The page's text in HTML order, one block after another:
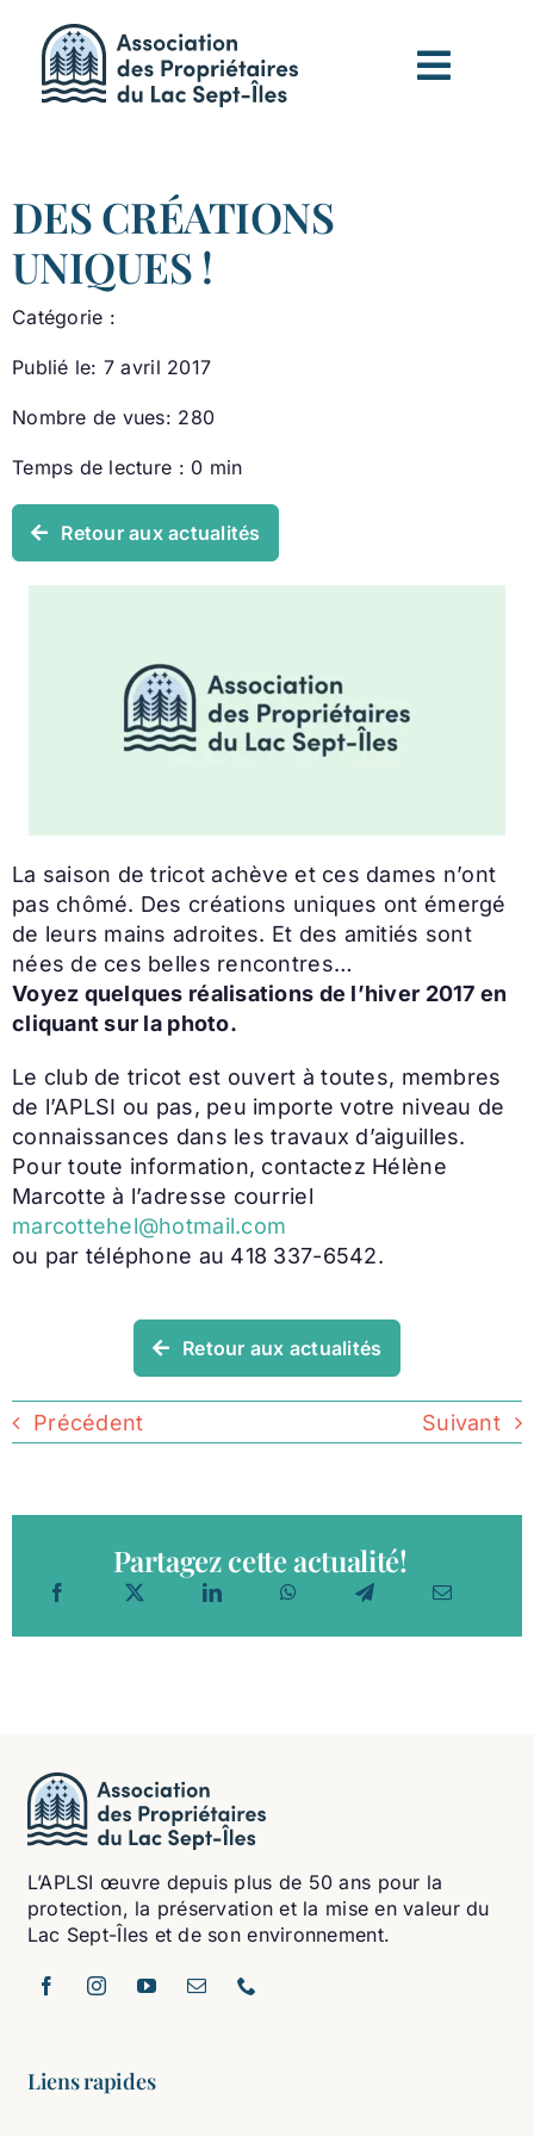
contenu
DES CRÉATIONS
UNIQUES !
Catégorie :
Publié le: 7 avril 2017
Nombre de vues: 280
Temps de lecture : 0 min
Retour aux actualités
La saison de tricot achève et ces dames n’ont
pas chômé. Des créations uniques ont émergé
de leurs mains adroites. Et des amitiés sont
nées de ces belles rencontres…
Voyez quelques réalisations de l’hiver 2017 en
cliquant sur la photo.
Le club de tricot est ouvert à toutes, membres
de l’APLSI ou pas, peu importe votre niveau de
connaissances dans les travaux d’aiguilles.
Pour toute information, contactez Hélène
Marcotte à l’adresse courriel
marcottehel@hotmail.com
ou par téléphone au 418 337-6542.
Retour aux actualités
Précédent Suivant
Partagez cette actualité!
L’APLSI œuvre depuis plus de 50 ans pour la
protection, la préservation et la mise en valeur du
Lac Sept-Îles et de son environnement.
Liens rapides